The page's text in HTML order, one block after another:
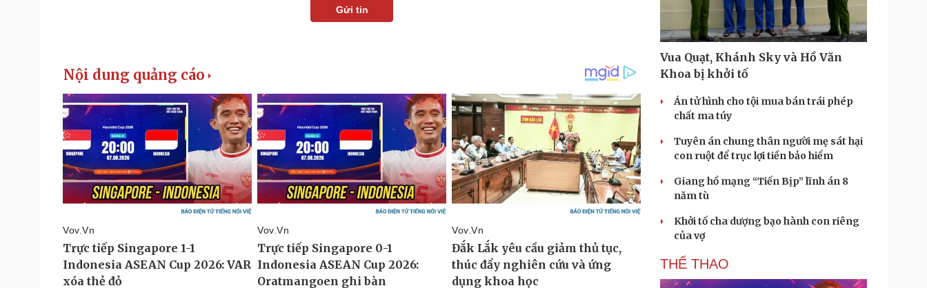
Gửi tin
Vua Quạt, Khánh Sky và Hồ Văn
Khoa bị khởi tố
Án tử hình cho tội mua bán trái phép
chất ma túy
Tuyên án chung thân người mẹ sát hại
con ruột để trục lợi tiền bảo hiểm
Giang hồ mạng “Tiến Bịp” lĩnh án 8
năm tù
Khởi tố cha dượng bạo hành con riêng
của vợ
THỂ THAO